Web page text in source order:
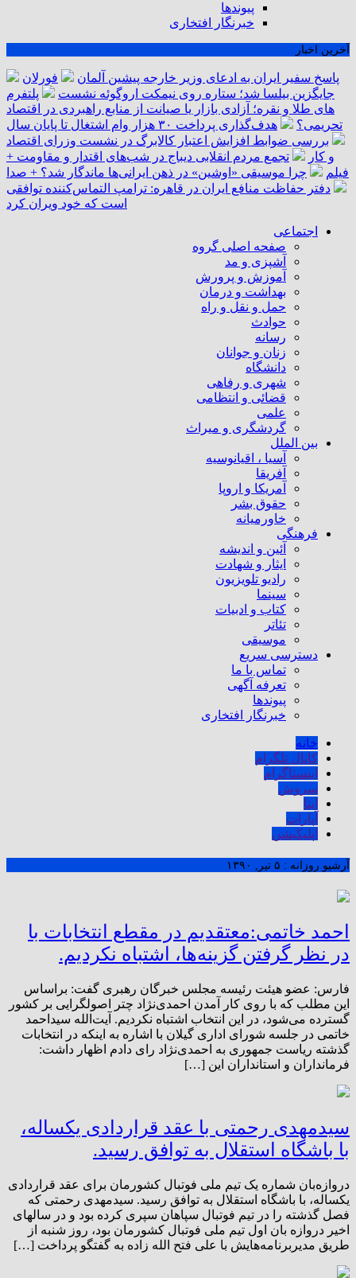
پیوندها
خبرنگار افتخاری
آخرین اخبار
پاسخ سفیر ایران به ادعای وزیر خارجه پیشین آلمان
فورلان
جایگزین بیلسا شد؛ ستاره روی نیمکت اروگوئه نشست
پلتفرم
‌های طلا و نقره؛ آزادی بازار یا صیانت از منابع راهبردی در اقتصاد
تحریمی؟
هدف‌گذاری پرداخت ۳۰ هزار وام اشتغال تا پایان سال
بررسی ضوابط افزایش اعتبار کالابرگ در نشست وزرای اقتصاد
و کار
تجمع مردم انقلابی دیباج در شب‌های اقتدار و مقاومت +
فیلم
چرا موسیقی «اوشین» در ذهن ایرانی‌ها ماندگار شد؟ + صدا
دفتر حفاظت منافع ایران در قاهره: ترامپ التماس‌کننده توافقی
است که خود ویران کرد
اجتماعی
صفحه اصلی گروه
آشپزی و مد
آموزش و پرورش
بهداشت و درمان
حمل و نقل و راه
حوادث
رسانه
زنان و جوانان
دانشگاه
شهری و رفاهی
قضائی و انتظامی
علمی
گردشگری و میراث
بین الملل
آسیا ، اقیانوسیه
آفریقا
آمریکا و اروپا
حقوق بشر
خاورمیانه
فرهنگی
آئین و اندیشه
ایثار و شهادت
رادیو تلویزیون
سینما
کتاب و ادبیات
تئاتر
موسیقی
دسترسی سریع
تماس با ما
تعرفه آگهی
پیوندها
خبرنگار افتخاری
خانه
کانال تلگرام
اینستاگرام
سروش
ایتا
آپارات
اپلیکیشن
آرشیو روزانه : ۵ تیر, ۱۳۹۰
احمد خاتمی:معتقدیم در مقطع انتخابات با
در نظر گرفتن گزینه‌ها، اشتباه نکردیم.
فارس: عضو هیئت رئیسه مجلس خبرگان رهبری گفت: براساس
این مطلب که با روی کار آمدن احمدی‌نژاد چتر اصولگرایی بر کشور
گسترده می‌شود، در این انتخاب اشتباه نکردیم. آیت‌الله سیداحمد
خاتمی در جلسه شورای اداری گیلان با اشاره به اینکه در انتخابات
گذشته ریاست جمهوری به احمدی‌نژاد رای دادم اظهار داشت:
فرمانداران و استانداران این […]
سیدمهدی رحمتی با عقد قراردادی یکساله،
با باشگاه استقلال به توافق رسید.
دروازه‌بان شماره یک تیم ملی فوتبال کشورمان برای عقد قراردادی
یکساله، با باشگاه استقلال به توافق رسید. سیدمهدی رحمتی که
فصل گذشته را در تیم فوتبال سپاهان سپری کرده بود و در سالهای
اخیر دروازه بان اول تیم ملی فوتبال کشورمان بود، روز شنبه از
طریق مدیربرنامه‌هایش با علی فتح الله زاده به گفتگو پرداخت […]